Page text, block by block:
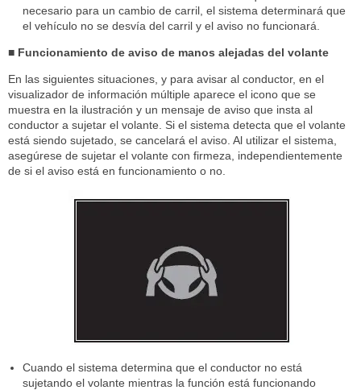
necesario para un cambio de carril, el sistema determinará que
el vehículo no se desvía del carril y el aviso no funcionará.
■ Funcionamiento de aviso de manos alejadas del volante
En las siguientes situaciones, y para avisar al conductor, en el
visualizador de información múltiple aparece el icono que se
muestra en la ilustración y un mensaje de aviso que insta al
conductor a sujetar el volante. Si el sistema detecta que el volante
está siendo sujetado, se cancelará el aviso. Al utilizar el sistema,
asegúrese de sujetar el volante con firmeza, independientemente
de si el aviso está en funcionamiento o no.
Cuando el sistema determina que el conductor no está
sujetando el volante mientras la función está funcionando